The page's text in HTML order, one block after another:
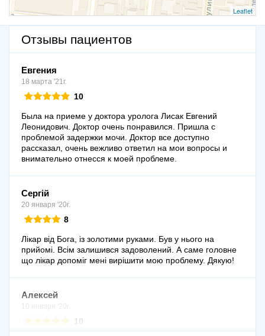
Leaflet
Отзывы пациентов
Евгения
18 марта '21г.
10
Была на приеме у доктора уролога Лисак Евгений
Леонидович. Доктор очень понравился. Пришла с
проблемой задержки мочи. Доктор все доступно
рассказал, очень вежливо ответил на мои вопросы и
внимательно отнесся к моей проблеме.
Сергій
20 января '20г.
8
Лікар від Бога, із золотими руками. Був у нього на
прийомі. Всім залишився задоволений. А саме головне
що лікар допоміг мені вирішити мою проблему. Дякую!
Алексей
10 января '20г.
10